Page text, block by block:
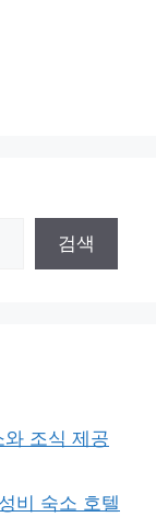
검색
조식 제공
비 숙소 호텔